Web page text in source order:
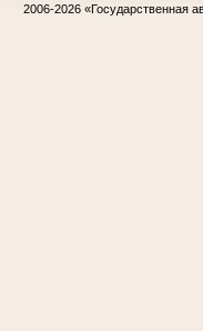
2006-2026 «Государственная